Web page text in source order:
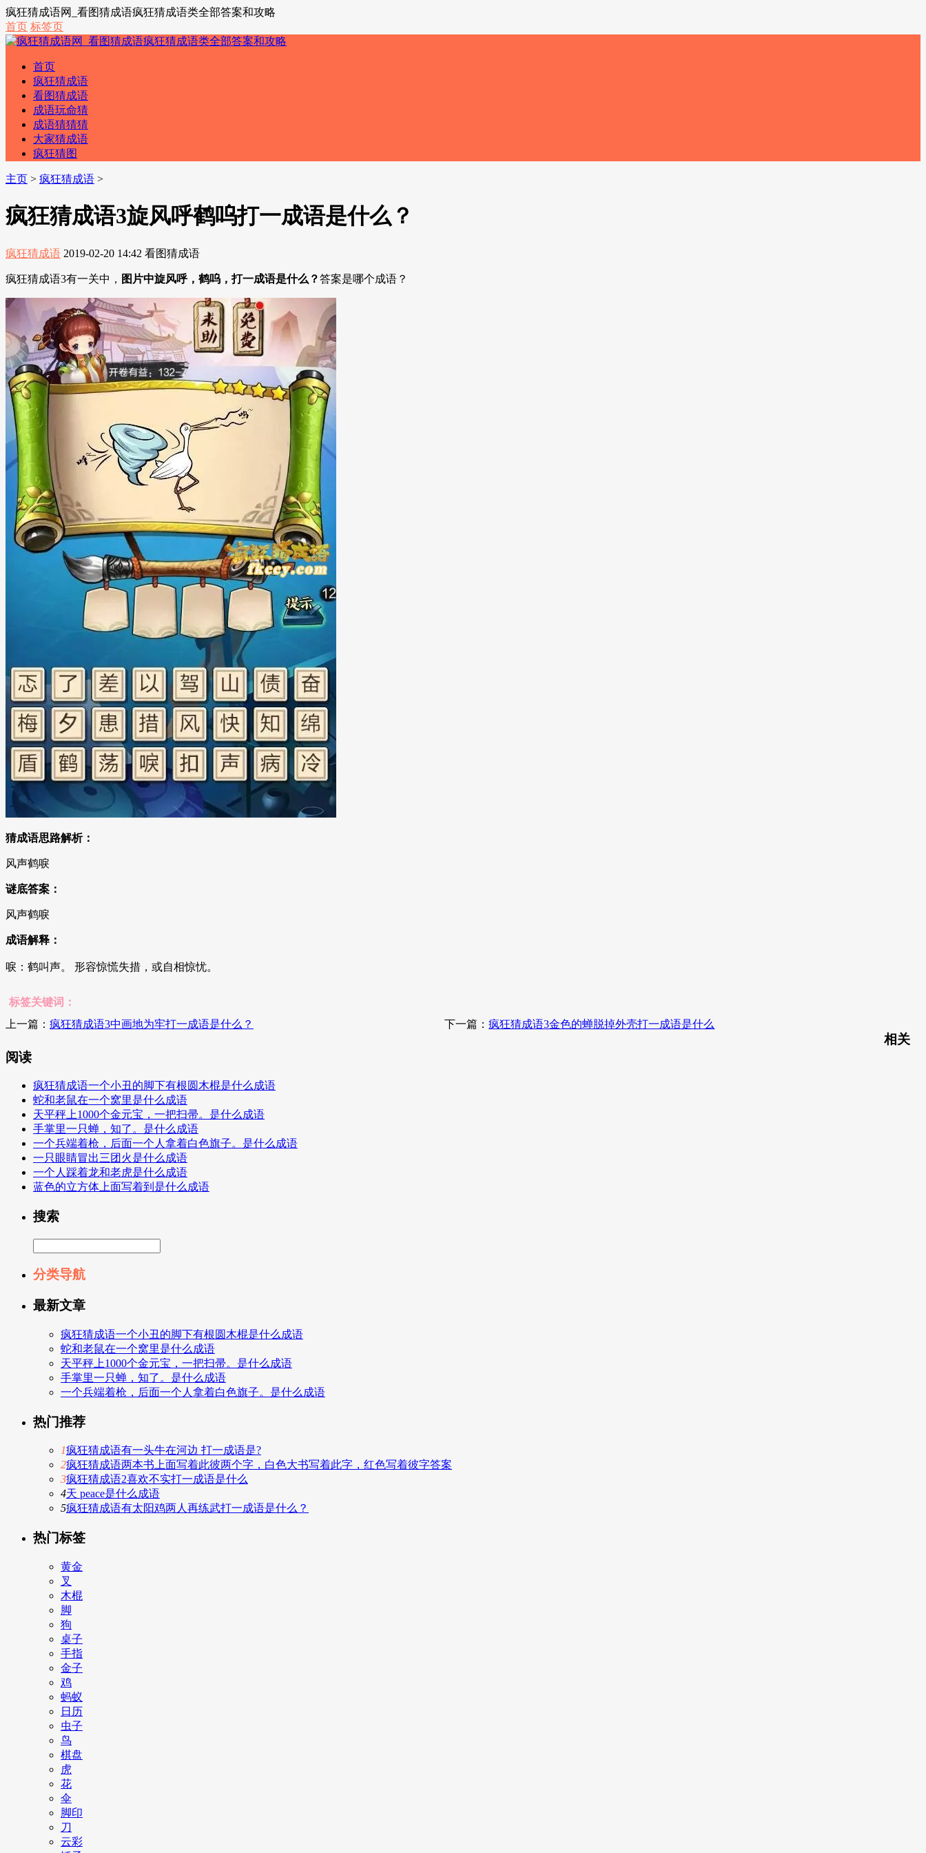
疯狂猜成语网_看图猜成语疯狂猜成语类全部答案和攻略
首页 标签页
首页
疯狂猜成语
看图猜成语
成语玩命猜
成语猜猜猜
大家猜成语
疯狂猜图
主页 > 疯狂猜成语 >
疯狂猜成语3旋风呼鹤呜打一成语是什么？
疯狂猜成语 2019-02-20 14:42 看图猜成语
疯狂猜成语3有一关中， 图片中旋风呼，鹤呜，打一成语是什么？答案是哪个成语？
猜成语思路解析：
风声鹤唳
谜底答案：
风声鹤唳
成语解释：
唳：鹤叫声。 形容惊慌失措，或自相惊忧。
标签关键词：
上一篇： 疯狂猜成语3中画地为牢打一成语是什么？ 下一篇：疯狂猜成语3金色的蝉脱掉外壳打一成语是什么
相关
阅读
疯狂猜成语一个小丑的脚下有根圆木棍是什么成语
蛇和老鼠在一个窝里是什么成语
天平秤上1000个金元宝，一把扫帚。是什么成语
手掌里一只蝉，知了。是什么成语
一个兵端着枪，后面一个人拿着白色旗子。是什么成语
一只眼睛冒出三团火是什么成语
一个人踩着龙和老虎是什么成语
蓝色的立方体上面写着到是什么成语
搜索
分类导航
最新文章
疯狂猜成语一个小丑的脚下有根圆木棍是什么成语
蛇和老鼠在一个窝里是什么成语
天平秤上1000个金元宝，一把扫帚。是什么成语
手掌里一只蝉，知了。是什么成语
一个兵端着枪，后面一个人拿着白色旗子。是什么成语
热门推荐
1疯狂猜成语有一头牛在河边 打一成语是?
2疯狂猜成语两本书上面写着此彼两个字，白色大书写着此字，红色写着彼字答案
3疯狂猜成语2喜欢不实打一成语是什么
4天 peace是什么成语
5疯狂猜成语有太阳鸡两人再练武打一成语是什么？
热门标签
黄金
叉
木棍
脚
狗
桌子
手指
金子
鸡
蚂蚁
日历
虫子
鸟
棋盘
虎
花
伞
脚印
刀
云彩